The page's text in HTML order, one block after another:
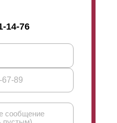
на странице сайта,
с влиянием выбора
забор.
нахлеста, даже в том
встык,
полностью обзор
чем при выборе
14-76